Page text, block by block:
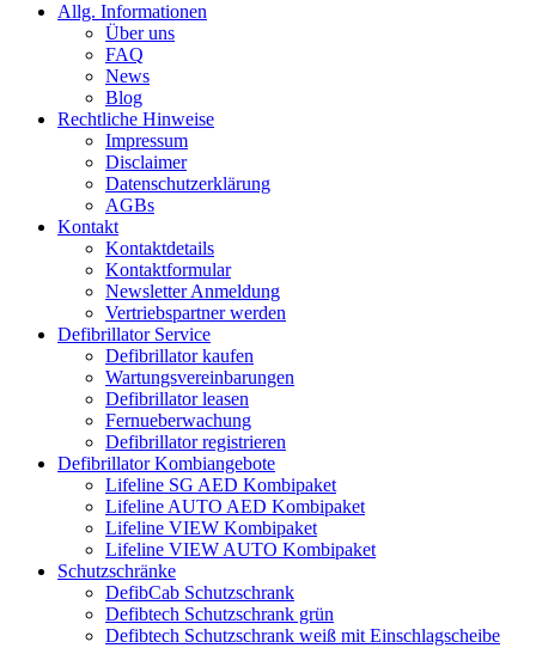
Allg. Informationen
Über uns
FAQ
News
Blog
Rechtliche Hinweise
Impressum
Disclaimer
Datenschutzerklärung
AGBs
Kontakt
Kontaktdetails
Kontaktformular
Newsletter Anmeldung
Vertriebspartner werden
Defibrillator Service
Defibrillator kaufen
Wartungsvereinbarungen
Defibrillator leasen
Fernueberwachung
Defibrillator registrieren
Defibrillator Kombiangebote
Lifeline SG AED Kombipaket
Lifeline AUTO AED Kombipaket
Lifeline VIEW Kombipaket
Lifeline VIEW AUTO Kombipaket
Schutzschränke
DefibCab Schutzschrank
Defibtech Schutzschrank grün
Defibtech Schutzschrank weiß mit Einschlagscheibe